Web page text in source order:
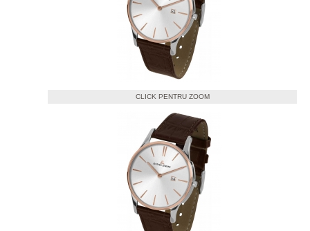
CLICK PENTRU ZOOM